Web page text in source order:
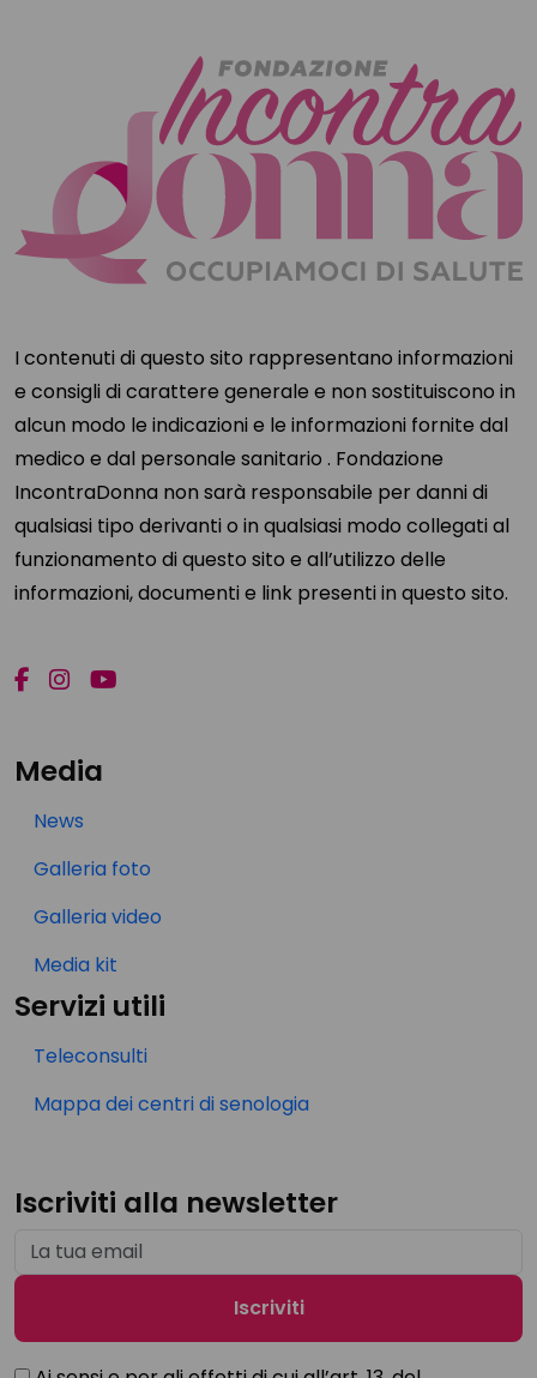
I contenuti di questo sito rappresentano informazioni
e consigli di carattere generale e non sostituiscono in
alcun modo le indicazioni e le informazioni fornite dal
medico e dal personale sanitario . Fondazione
IncontraDonna non sarà responsabile per danni di
qualsiasi tipo derivanti o in qualsiasi modo collegati al
funzionamento di questo sito e all’utilizzo delle
informazioni, documenti e link presenti in questo sito.
Media
News
Galleria foto
Galleria video
Media kit
Servizi utili
Teleconsulti
Mappa dei centri di senologia
Iscriviti alla newsletter